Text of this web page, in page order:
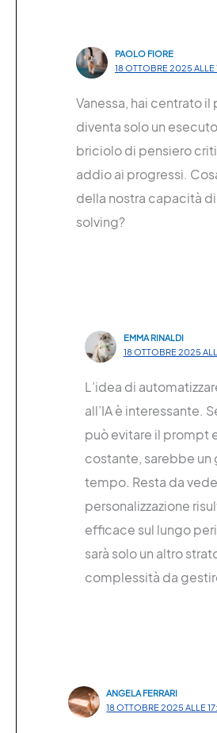
PAOLO FIORE
18 OTTOBRE 2025 ALLE
Vanessa, hai centrato il
diventa solo un
briciolo di pensiero
addio ai progressi.
della nostra capacità
solving?
EMMA RINALDI
18 OTTOBRE 2025
L’idea di
all’IA è interessante.
può evitare il prompt
costante, sarebbe un
tempo. Resta da
personalizzazione
efficace sul lungo
sarà solo un altro
complessità da
ANGELA FERRARI
18 OTTOBRE 2025 ALLE